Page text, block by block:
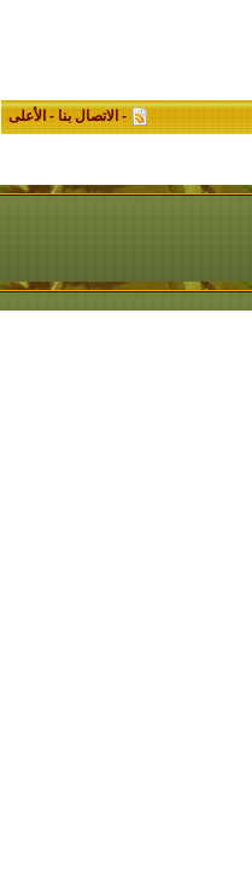
- الاتصال بنا - الأعلى